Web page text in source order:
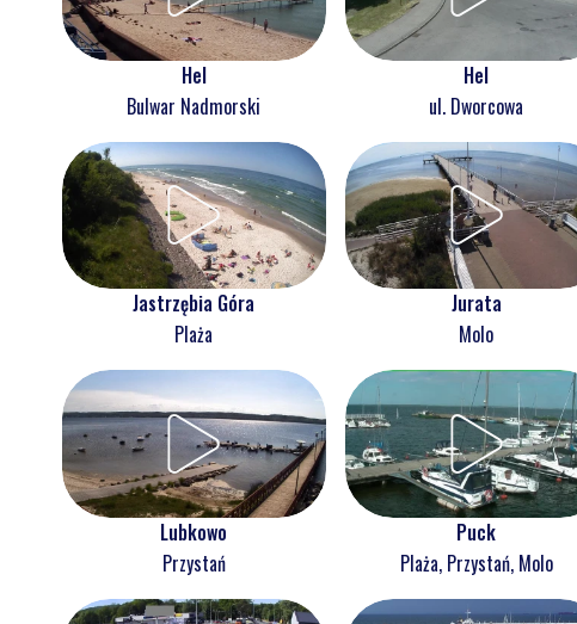
Hel
Bulwar Nadmorski
Hel
ul. Dworcowa
Jastrzębia Góra
Plaża
Jurata
Molo
Lubkowo
Przystań
Puck
Plaża, Przystań, Molo